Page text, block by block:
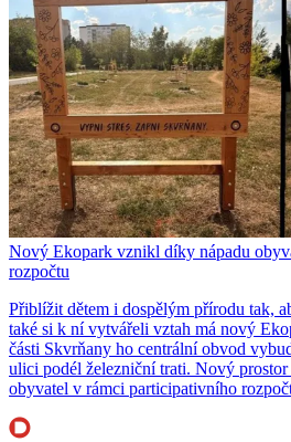
Nový Ekopark vznikl díky nápadu
rozpočtu
Přiblížit dětem i dospělým přírodu tak,
také si k ní vytvářeli vztah má nový
části Skvrňany ho centrální obvod
ulici podél železniční trati. Nový
obyvatel v rámci participativního